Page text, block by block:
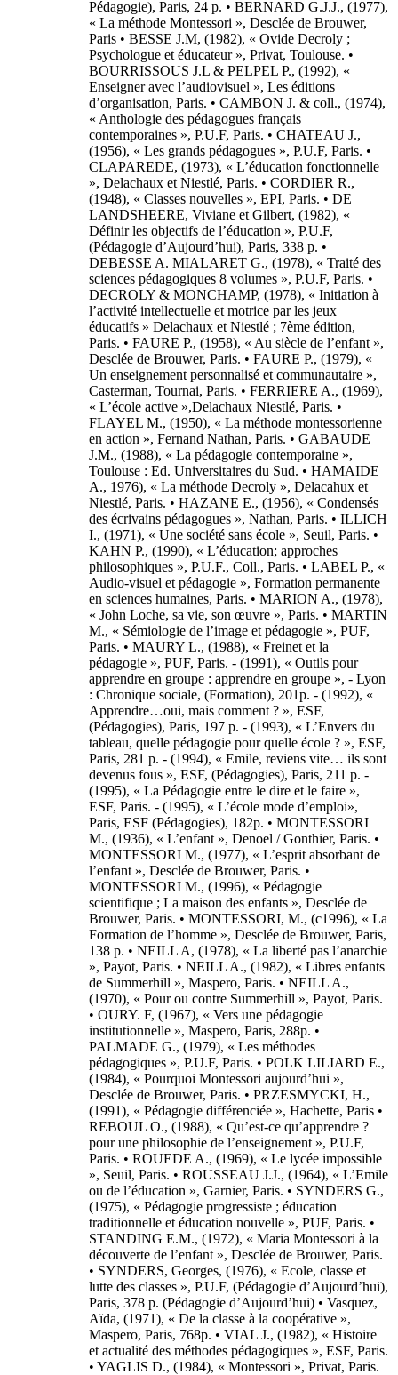
Pédagogie), Paris, 24 p. • BERNARD G.J.J., (1977),
« La méthode Montessori », Desclée de Brouwer,
Paris • BESSE J.M, (1982), « Ovide Decroly ;
Psychologue et éducateur », Privat, Toulouse. •
BOURRISSOUS J.L & PELPEL P., (1992), «
Enseigner avec l’audiovisuel », Les éditions
d’organisation, Paris. • CAMBON J. & coll., (1974),
« Anthologie des pédagogues français
contemporaines », P.U.F, Paris. • CHATEAU J.,
(1956), « Les grands pédagogues », P.U.F, Paris. •
CLAPAREDE, (1973), « L’éducation fonctionnelle
», Delachaux et Niestlé, Paris. • CORDIER R.,
(1948), « Classes nouvelles », EPI, Paris. • DE
LANDSHEERE, Viviane et Gilbert, (1982), «
Définir les objectifs de l’éducation », P.U.F,
(Pédagogie d’Aujourd’hui), Paris, 338 p. •
DEBESSE A. MIALARET G., (1978), « Traité des
sciences pédagogiques 8 volumes », P.U.F, Paris. •
DECROLY & MONCHAMP, (1978), « Initiation à
l’activité intellectuelle et motrice par les jeux
éducatifs » Delachaux et Niestlé ; 7ème édition,
Paris. • FAURE P., (1958), « Au siècle de l’enfant »,
Desclée de Brouwer, Paris. • FAURE P., (1979), «
Un enseignement personnalisé et communautaire »,
Casterman, Tournai, Paris. • FERRIERE A., (1969),
« L’école active »,Delachaux Niestlé, Paris. •
FLAYEL M., (1950), « La méthode montessorienne
en action », Fernand Nathan, Paris. • GABAUDE
J.M., (1988), « La pédagogie contemporaine »,
Toulouse : Ed. Universitaires du Sud. • HAMAIDE
A., 1976), « La méthode Decroly », Delacahux et
Niestlé, Paris. • HAZANE E., (1956), « Condensés
des écrivains pédagogues », Nathan, Paris. • ILLICH
I., (1971), « Une société sans école », Seuil, Paris. •
KAHN P., (1990), « L’éducation; approches
philosophiques », P.U.F., Coll., Paris. • LABEL P., «
Audio-visuel et pédagogie », Formation permanente
en sciences humaines, Paris. • MARION A., (1978),
« John Loche, sa vie, son œuvre », Paris. • MARTIN
M., « Sémiologie de l’image et pédagogie », PUF,
Paris. • MAURY L., (1988), « Freinet et la
pédagogie », PUF, Paris. - (1991), « Outils pour
apprendre en groupe : apprendre en groupe », - Lyon
: Chronique sociale, (Formation), 201p. - (1992), «
Apprendre…oui, mais comment ? », ESF,
(Pédagogies), Paris, 197 p. - (1993), « L’Envers du
tableau, quelle pédagogie pour quelle école ? », ESF,
Paris, 281 p. - (1994), « Emile, reviens vite… ils sont
devenus fous », ESF, (Pédagogies), Paris, 211 p. -
(1995), « La Pédagogie entre le dire et le faire »,
ESF, Paris. - (1995), « L’école mode d’emploi»,
Paris, ESF (Pédagogies), 182p. • MONTESSORI
M., (1936), « L’enfant », Denoel / Gonthier, Paris. •
MONTESSORI M., (1977), « L’esprit absorbant de
l’enfant », Desclée de Brouwer, Paris. •
MONTESSORI M., (1996), « Pédagogie
scientifique ; La maison des enfants », Desclée de
Brouwer, Paris. • MONTESSORI, M., (c1996), « La
Formation de l’homme », Desclée de Brouwer, Paris,
138 p. • NEILL A, (1978), « La liberté pas l’anarchie
», Payot, Paris. • NEILL A., (1982), « Libres enfants
de Summerhill », Maspero, Paris. • NEILL A.,
(1970), « Pour ou contre Summerhill », Payot, Paris.
• OURY. F, (1967), « Vers une pédagogie
institutionnelle », Maspero, Paris, 288p. •
PALMADE G., (1979), « Les méthodes
pédagogiques », P.U.F, Paris. • POLK LILIARD E.,
(1984), « Pourquoi Montessori aujourd’hui »,
Desclée de Brouwer, Paris. • PRZESMYCKI, H.,
(1991), « Pédagogie différenciée », Hachette, Paris •
REBOUL O., (1988), « Qu’est-ce qu’apprendre ?
pour une philosophie de l’enseignement », P.U.F,
Paris. • ROUEDE A., (1969), « Le lycée impossible
», Seuil, Paris. • ROUSSEAU J.J., (1964), « L’Emile
ou de l’éducation », Garnier, Paris. • SYNDERS G.,
(1975), « Pédagogie progressiste ; éducation
traditionnelle et éducation nouvelle », PUF, Paris. •
STANDING E.M., (1972), « Maria Montessori à la
découverte de l’enfant », Desclée de Brouwer, Paris.
• SYNDERS, Georges, (1976), « Ecole, classe et
lutte des classes », P.U.F, (Pédagogie d’Aujourd’hui),
Paris, 378 p. (Pédagogie d’Aujourd’hui) • Vasquez,
Aïda, (1971), « De la classe à la coopérative »,
Maspero, Paris, 768p. • VIAL J., (1982), « Histoire
et actualité des méthodes pédagogiques », ESF, Paris.
• YAGLIS D., (1984), « Montessori », Privat, Paris.